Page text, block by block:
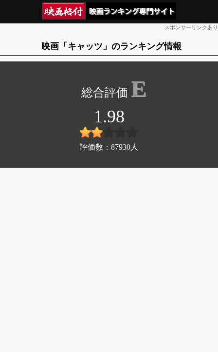
スポンサーリンクあり
映画「キャッツ」のランキング情報
E
1.98
評価数： 87930 人